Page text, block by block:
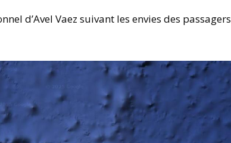
d’Avel Vaez suivant les envies des passagers